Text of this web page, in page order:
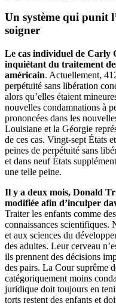
Un système qui punit
soigner
Le cas individuel de Carly
inquiétant du traitement
américain. Actuellement,
perpétuité sans libération
alors qu’elles étaient
nouvelles condamnations à
prononcées dans les
Louisiane et la Géorgie
de ces cas. Vingt-sept États
peines de perpétuité sans
et dans neuf États
une telle peine.
Il y a deux mois, Donald
modifiée afin d’inculper
Traiter les enfants comme
connaissances scientifiques.
et aux sciences du
des adultes. Leur cerveau
ils prennent des décisions
des pairs. La Cour suprême
catégoriquement moins
juridique doit toujours en
torts restent des enfants et